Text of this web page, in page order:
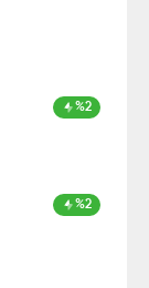
%2
%2